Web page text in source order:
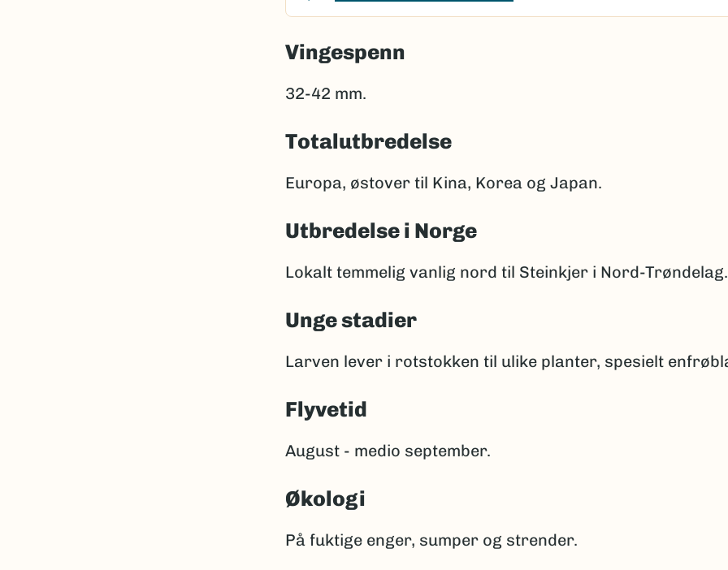
Vingespenn
32-42 mm.
Totalutbredelse
Europa, østover til Kina, Korea og Japan.
Utbredelse i Norge
Lokalt temmelig vanlig nord til Steinkjer i Nord-Trøndelag.
Unge stadier
Larven lever i rotstokken til ulike planter, spesielt
Flyvetid
August - medio september.
Økologi
På fuktige enger, sumper og strender.